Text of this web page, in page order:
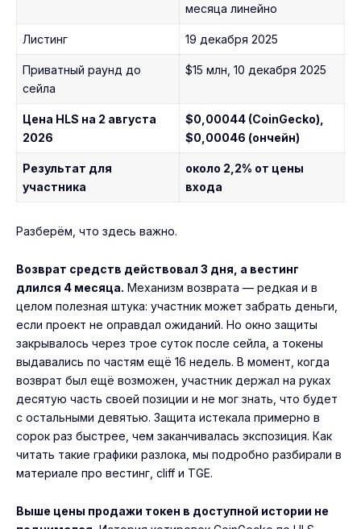
месяца линейно
Листинг 19 декабря 2025
Приватный раунд до
сейла
$15 млн, 10 декабря 2025
Цена HLS на 2 августа
2026
$0,00044 (CoinGecko),
$0,00046 (ончейн)
Результат для
участника
около 2,2% от цены
входа
Разберём, что здесь важно.
Возврат средств действовал 3 дня, а вестинг
длился 4 месяца. Механизм возврата — редкая и в
целом полезная штука: участник может забрать деньги,
если проект не оправдал ожиданий. Но окно защиты
закрывалось через трое суток после сейла, а токены
выдавались по частям ещё 16 недель. В момент, когда
возврат был ещё возможен, участник держал на руках
десятую часть своей позиции и не мог знать, что будет
с остальными девятью. Защита истекала примерно в
сорок раз быстрее, чем заканчивалась экспозиция. Как
читать такие графики разлока, мы подробно разбирали в
материале про вестинг, cliff и TGE.
Выше цены продажи токен в доступной истории не